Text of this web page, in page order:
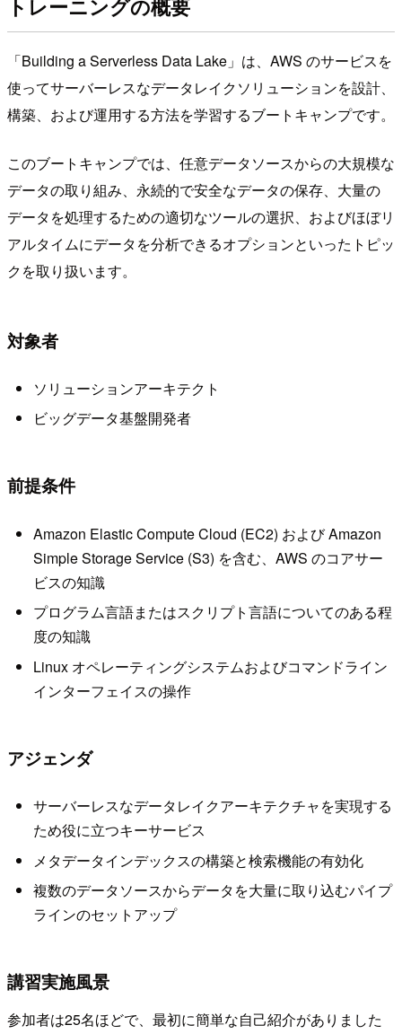
トレーニングの概要
「Building a Serverless Data Lake」は、AWS のサービスを
使ってサーバーレスなデータレイクソリューションを設計、
構築、および運用する方法を学習するブートキャンプです。
このブートキャンプでは、任意データソースからの大規模な
データの取り組み、永続的で安全なデータの保存、大量の
データを処理するための適切なツールの選択、およびほぼリ
アルタイムにデータを分析できるオプションといったトピッ
クを取り扱います。
対象者
ソリューションアーキテクト
ビッグデータ基盤開発者
前提条件
Amazon Elastic Compute Cloud (EC2) および Amazon
Simple Storage Service (S3) を含む、AWS のコアサー
ビスの知識
プログラム言語またはスクリプト言語についてのある程
度の知識
Linux オペレーティングシステムおよびコマンドライン
インターフェイスの操作
アジェンダ
サーバーレスなデータレイクアーキテクチャを実現する
ため役に立つキーサービス
メタデータインデックスの構築と検索機能の有効化
複数のデータソースからデータを大量に取り込むパイプ
ラインのセットアップ
講習実施風景
参加者は25名ほどで、最初に簡単な自己紹介がありました